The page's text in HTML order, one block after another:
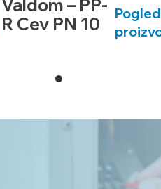
Valdom – PP-
R Cev PN 10